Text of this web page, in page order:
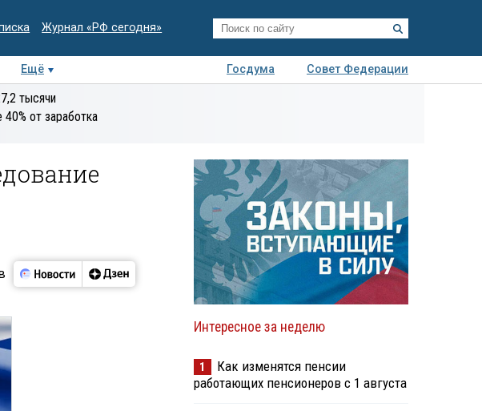
Журнал «РФ сегодня»
Ещё Госдума
Совет Федерации
тысячи
от заработка
Интересное за неделю
1
Как изменятся пенсии
работающих пенсионеров с 1 августа